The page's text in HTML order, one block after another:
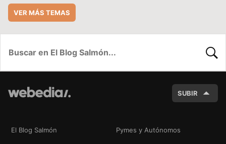
VER MÁS TEMAS
SUBIR
El Blog Salmón Pymes y Autónomos